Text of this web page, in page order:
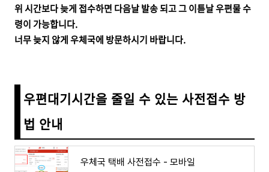
위 시간보다 늦게 접수하면 다음날 발송 되고 그 이튿날 우편물 수
령이 가능합니다.
너무 늦지 않게 우체국에 방문하시기 바랍니다.
우편대기시간을 줄일 수 있는 사전접수 방
법 안내
우체국 택배 사전접수 - 모바일